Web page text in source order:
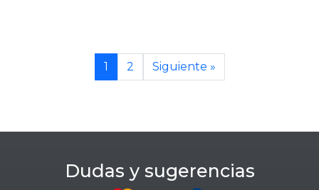
1 2 Siguiente »
Dudas y sugerencias